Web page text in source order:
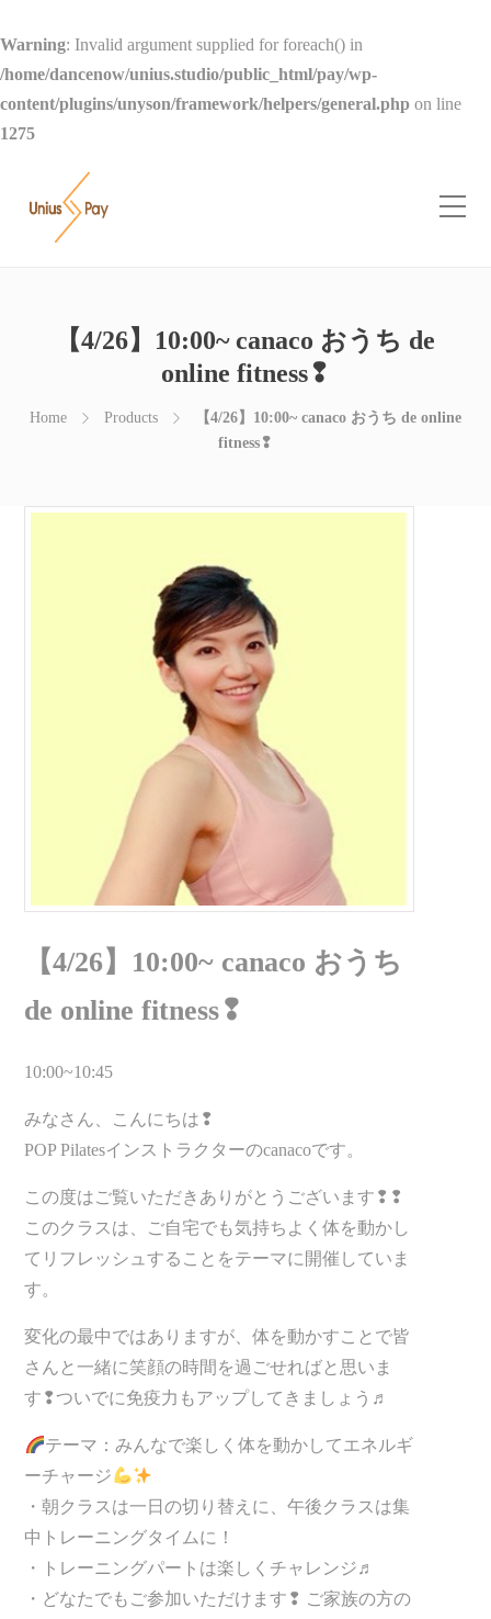
Warning: Invalid argument supplied for foreach() in
/home/dancenow/unius.studio/public_html/pay/wp-
content/plugins/unyson/framework/helpers/general.php on line
1275
【4/26】10:00~ canaco おうち de
online fitness❢
Home Products
【4/26】10:00~ canaco おうち de online
fitness❢
【4/26】10:00~ canaco おうち
de online fitness❢
10:00~10:45
みなさん、こんにちは❢
POP Pilatesインストラクターのcanacoです。
この度はご覧いただきありがとうございます❢❢
このクラスは、ご自宅でも気持ちよく体を動かし
てリフレッシュすることをテーマに開催していま
す。
変化の最中ではありますが、体を動かすことで皆
さんと一緒に笑顔の時間を過ごせればと思いま
す❢ついでに免疫力もアップしてきましょう♬
テーマ：みんなで楽しく体を動かしてエネルギ
ーチャージ
・朝クラスは一日の切り替えに、午後クラスは集
中トレーニングタイムに！
・トレーニングパートは楽しくチャレンジ♬
・どなたでもご参加いただけます❢ ご家族の方の